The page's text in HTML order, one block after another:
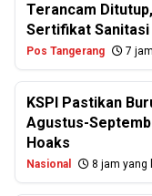
Terancam
Sertifikat Sanitasi
Pos Tangerang 7
KSPI Pastikan
Agustus-
Hoaks
Nasional 8 jam yang